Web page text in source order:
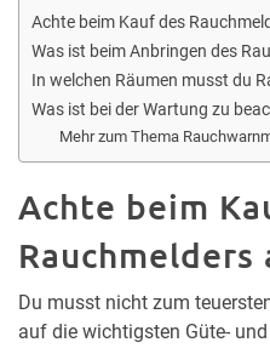
Achte beim Kauf des
Was ist beim Anbringen des
In welchen Räumen musst du
Was ist bei der Wartung zu
Mehr zum Thema
Achte beim
Du musst nicht zum
auf die wichtigsten Güte-